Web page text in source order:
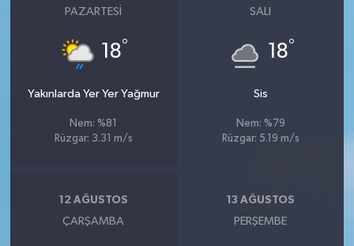
PAZARTESI
18°
Yakınlarda Yer Yer Yağmur
Nem: %81
Rüzgar: 3.31 m/s
SALI
18°
Sis
Nem: %79
Rüzgar: 5.19 m/s
12 AĞUSTOS
ÇARŞAMBA
13 AĞUSTOS
PERŞEMBE